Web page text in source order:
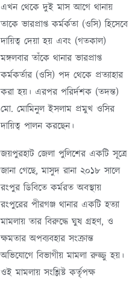
এখন থেকে দুই মাস আগে থানায়
তাকে ভারপ্রাপ্ত কর্মর্কতা (ওসি) হিসেবে
দায়িত্ব দেয়া হয় এবং (গতকাল)
মঙ্গলবার তাঁকে থানার ভারপ্রাপ্ত
কর্মকর্তার (ওসি) পদ থেকে প্রত্যাহার
করা হয়। এরপর পরির্দশক (তদন্ত)
মো. মোমিনুল ইসলাম প্রমুখ ওসির
দায়িত্ব পালন করছেন।
জয়পুরহাট জেলা পুলিশের একটি সূত্রে
জানা গেছে, মাসুদ রানা ২০১৮ সালে
রংপুর ডিবিতে কর্মরত অবস্থায়
রংপুরের পীরগঞ্জ থানার একটি হত্যা
মামলায় তার বিরুদ্ধে ঘুষ গ্রহণ, ও
ক্ষমতার অপব্যবহার সংক্রান্ত
অভিযোগে বিভাগীয় মামলা রুজ্জু হয়।
ওই মামলায় সংশ্লিষ্ট কর্তৃপক্ষ